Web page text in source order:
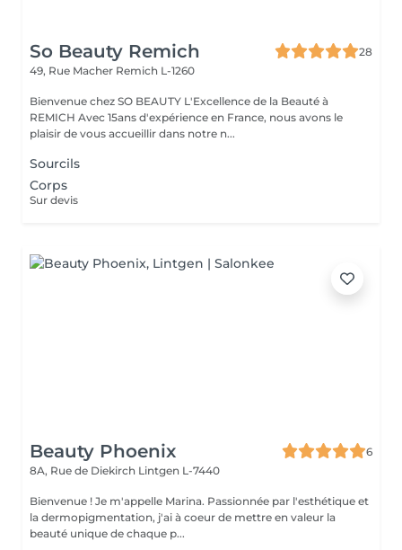
So Beauty Remich
28
49, Rue Macher Remich L-1260
Bienvenue chez SO BEAUTY L'Excellence de la Beauté à
REMICH Avec 15ans d'expérience en France, nous avons le
plaisir de vous accueillir dans notre n...
Sourcils
Corps
Sur devis
Beauty Phoenix
6
8A, Rue de Diekirch Lintgen L-7440
Bienvenue ! Je m'appelle Marina. Passionnée par l'esthétique et
la dermopigmentation, j'ai à coeur de mettre en valeur la
beauté unique de chaque p...